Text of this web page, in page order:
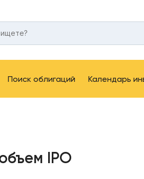
Поиск облигаций Календарь
IPO